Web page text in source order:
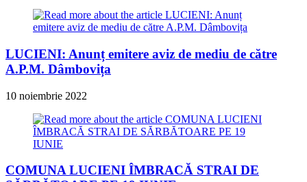
LUCIENI: Anunț emitere aviz de mediu de către
A.P.M. Dâmbovița
10 noiembrie 2022
COMUNA LUCIENI ÎMBRACĂ STRAI DE